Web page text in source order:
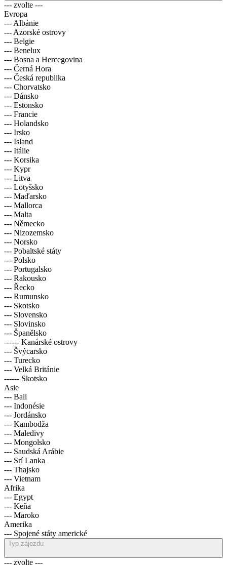
--- zvolte ---
Evropa
--- Albánie
--- Azorské ostrovy
--- Belgie
--- Benelux
--- Bosna a Hercegovina
--- Černá Hora
--- Česká republika
--- Chorvatsko
--- Dánsko
--- Estonsko
--- Francie
--- Holandsko
--- Irsko
--- Island
--- Itálie
--- Korsika
--- Kypr
--- Litva
--- Lotyšsko
--- Maďarsko
--- Mallorca
--- Malta
--- Německo
--- Nizozemsko
--- Norsko
--- Pobaltské státy
--- Polsko
--- Portugalsko
--- Rakousko
--- Řecko
--- Rumunsko
--- Skotsko
--- Slovensko
--- Slovinsko
--- Španělsko
------ Kanárské ostrovy
--- Švýcarsko
--- Turecko
--- Velká Británie
------ Skotsko
Asie
--- Bali
--- Indonésie
--- Jordánsko
--- Kambodža
--- Maledivy
--- Mongolsko
--- Saudská Arábie
--- Srí Lanka
--- Thajsko
--- Vietnam
Afrika
--- Egypt
--- Keňa
--- Maroko
Amerika
--- Spojené státy americké
Typ zájezdu
--- zvolte ---